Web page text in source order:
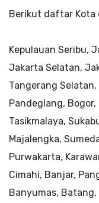
Berikut daftar Kota
Kepulauan Seribu,
Jakarta Selatan,
Tangerang
Pandeglang,
Tasikmalaya,
Majalengka,
Purwakarta,
Cimahi, Banjar,
Banyumas, Batang,